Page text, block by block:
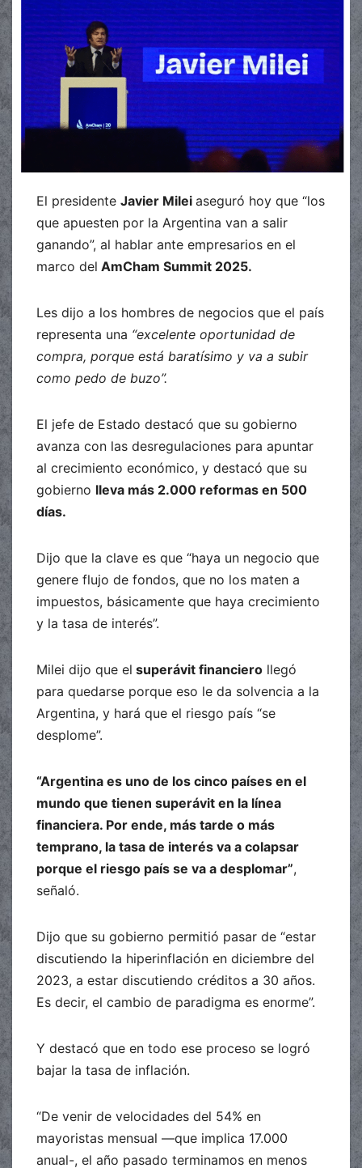
El presidente Javier Milei aseguró hoy que “los
que apuesten por la Argentina van a salir
ganando”, al hablar ante empresarios en el
marco del AmCham Summit 2025.
Les dijo a los hombres de negocios que el país
representa una “excelente oportunidad de
compra, porque está baratísimo y va a subir
como pedo de buzo”.
El jefe de Estado destacó que su gobierno
avanza con las desregulaciones para apuntar
al crecimiento económico, y destacó que su
gobierno lleva más 2.000 reformas en 500
días.
Dijo que la clave es que “haya un negocio que
genere flujo de fondos, que no los maten a
impuestos, básicamente que haya crecimiento
y la tasa de interés”.
Milei dijo que el superávit financiero llegó
para quedarse porque eso le da solvencia a la
Argentina, y hará que el riesgo país “se
desplome”.
“Argentina es uno de los cinco países en el
mundo que tienen superávit en la línea
financiera. Por ende, más tarde o más
temprano, la tasa de interés va a colapsar
porque el riesgo país se va a desplomar”,
señaló.
Dijo que su gobierno permitió pasar de “estar
discutiendo la hiperinflación en diciembre del
2023, a estar discutiendo créditos a 30 años.
Es decir, el cambio de paradigma es enorme”.
Y destacó que en todo ese proceso se logró
bajar la tasa de inflación.
“De venir de velocidades del 54% en
mayoristas mensual —que implica 17.000
anual-, el año pasado terminamos en menos